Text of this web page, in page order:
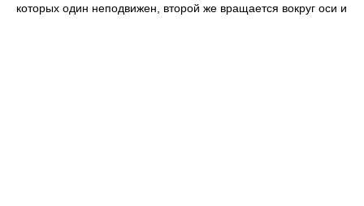
которых один неподвижен, второй же вращается вокруг оси и